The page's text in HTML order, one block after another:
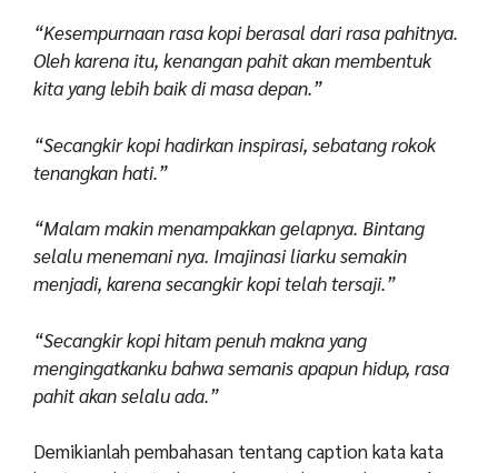
“Kesempurnaan rasa kopi berasal dari rasa pahitnya.
Oleh karena itu, kenangan pahit akan membentuk
kita yang lebih baik di masa depan.”
“Secangkir kopi hadirkan inspirasi, sebatang rokok
tenangkan hati.”
“Malam makin menampakkan gelapnya. Bintang
selalu menemani nya. Imajinasi liarku semakin
menjadi, karena secangkir kopi telah tersaji.”
“Secangkir kopi hitam penuh makna yang
mengingatkanku bahwa semanis apapun hidup, rasa
pahit akan selalu ada.”
Demikianlah pembahasan tentang caption kata kata